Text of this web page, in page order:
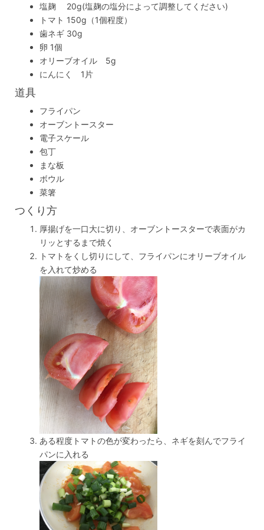
塩麹 20g(塩麹の塩分によって調整してください)
トマト 150g（1個程度）
歯ネギ 30g
卵 1個
オリーブオイル 5g
にんにく 1片
道具
フライパン
オーブントースター
電子スケール
包丁
まな板
ボウル
菜箸
つくり方
厚揚げを一口大に切り、オーブントースターで表面がカ
リッとするまで焼く
トマトをくし切りにして、フライパンにオリーブオイル
を入れて炒める
ある程度トマトの色が変わったら、ネギを刻んでフライ
パンに入れる